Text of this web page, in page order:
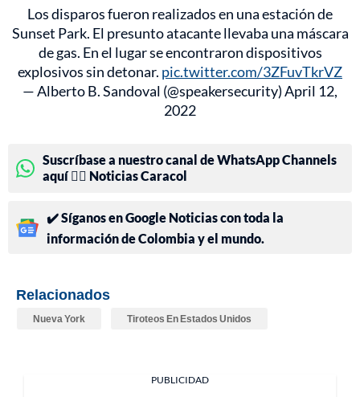
Los disparos fueron realizados en una estación de
Sunset Park. El presunto atacante llevaba una máscara
de gas. En el lugar se encontraron dispositivos
explosivos sin detonar. pic.twitter.com/3ZFuvTkrVZ
— Alberto B. Sandoval (@speakersecurity)April 12,
2022
Suscríbase a nuestro canal de WhatsApp Channels
aquí 👉🏻 Noticias Caracol
✔️ Síganos en Google Noticias con toda la
información de Colombia y el mundo.
Relacionados
Nueva York Tiroteos En Estados Unidos
PUBLICIDAD